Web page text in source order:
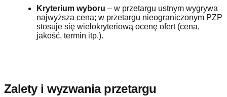
Kryterium wyboru – w przetargu ustnym wygrywa
najwyższa cena; w przetargu nieograniczonym PZP
stosuje się wielokryteriową ocenę ofert (cena,
jakość, termin itp.).
Zalety i wyzwania przetargu